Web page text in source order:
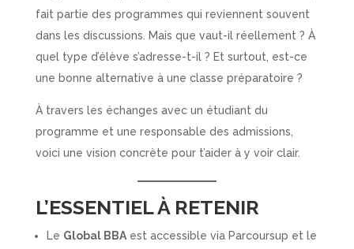
fait partie des programmes qui reviennent souvent
dans les discussions. Mais que vaut-il réellement ? À
quel type d’élève s’adresse-t-il ? Et surtout, est-ce
une bonne alternative à une classe préparatoire ?
À travers les échanges avec un étudiant du
programme et une responsable des admissions,
voici une vision concrète pour t’aider à y voir clair.
L’ESSENTIEL À RETENIR
Le Global BBAest accessible via Parcoursup et le